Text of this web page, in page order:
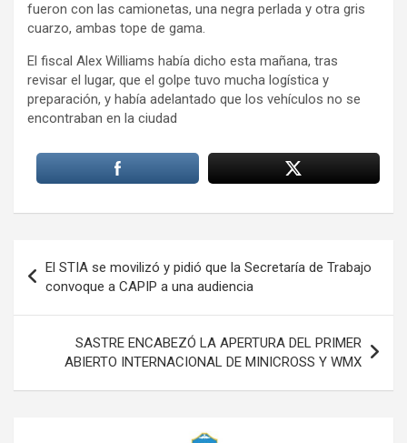
fueron con las camionetas, una negra perlada y otra gris
cuarzo, ambas tope de gama.
El fiscal Alex Williams había dicho esta mañana, tras
revisar el lugar, que el golpe tuvo mucha logística y
preparación, y había adelantado que los vehículos no se
encontraban en la ciudad
de
entradas
El STIA se movilizó y pidió que la Secretaría de Trabajo
convoque a CAPIP a una audiencia
SASTRE ENCABEZÓ LA APERTURA DEL PRIMER
ABIERTO INTERNACIONAL DE MINICROSS Y WMX